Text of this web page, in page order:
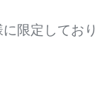
限定しており